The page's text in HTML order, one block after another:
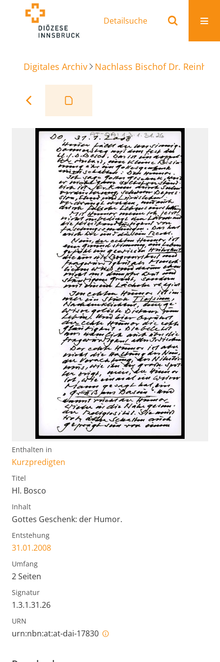
Detailsuche
Digitales Archiv Nachlass Bischof Dr.
Enthalten in
Kurzpredigten
Titel
Hl. Bosco
Inhalt
Gottes Geschenk: der Humor.
Entstehung
31.01.2008
Umfang
2 Seiten
Signatur
1.3.1.31.26
URN
urn:nbn:at:at-dai-17830